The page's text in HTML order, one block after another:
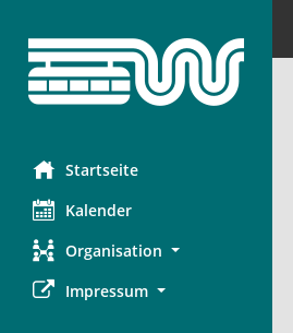
Startseite
Kalender
Organisation
Impressum